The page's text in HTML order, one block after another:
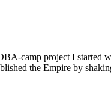
camp project I started
the Empire by